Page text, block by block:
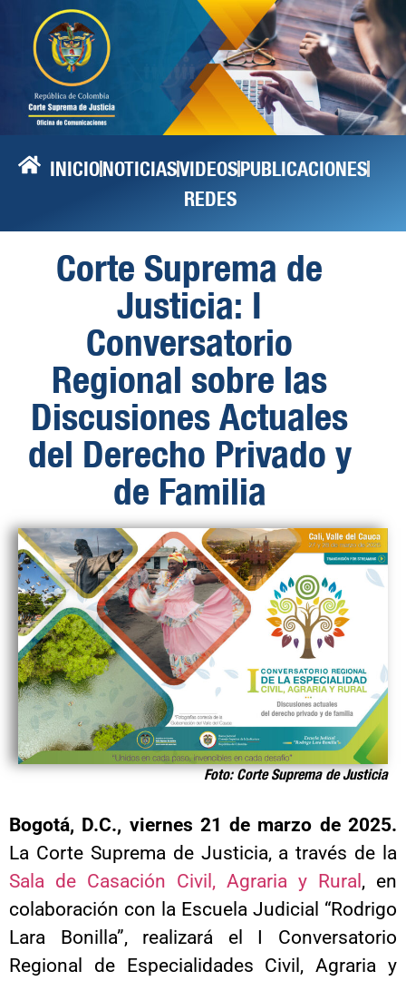
INICIONOTICIASVIDEOSPUBLICACIONES
REDES
Corte Suprema de
Justicia: I
Conversatorio
Regional sobre las
Discusiones Actuales
del Derecho Privado y
de Familia
Foto: Corte Suprema de Justicia
Bogotá, D.C., viernes 21 de marzo de 2025.
La Corte Suprema de Justicia, a través de la
Sala de Casación Civil, Agraria y Rural , en
colaboración con la Escuela Judicial “Rodrigo
Lara Bonilla”, realizará el I Conversatorio
Regional de Especialidades Civil, Agraria y